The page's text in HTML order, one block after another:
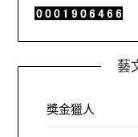
藝
獎金獵人